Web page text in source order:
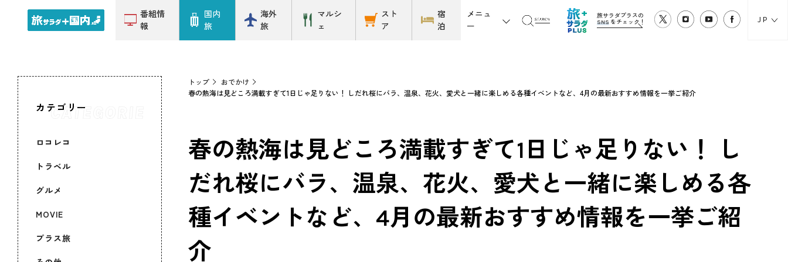
番組情
報
国内
旅
海外
旅
マルシ
ェ
スト
ア
宿
泊
メニュ
ー
旅サラダプラスの
SNS をチェック！ JP
カテゴリー
ロコレコ
トラベル
グルメ
MOVIE
プラス旅
トップ
おでかけ
春の熱海は見どころ満載すぎて1日じゃ足りない！ しだれ桜にバラ、温泉、花火、愛犬と一緒に楽しめる各種イベントなど、4月の最新おすすめ情報を一挙ご紹介
春の熱海は見どころ満載すぎて1日じゃ足りない！ し
だれ桜にバラ、温泉、花火、愛犬と一緒に楽しめる各
種イベントなど、4月の最新おすすめ情報を一挙ご紹
介